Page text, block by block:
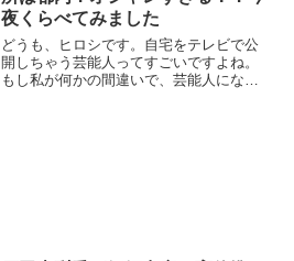
夜くらべてみました
どうも、ヒロシです。自宅をテレビで公
開しちゃう芸能人ってすごいですよね。
もし私が何かの間違いで、芸能人になっ